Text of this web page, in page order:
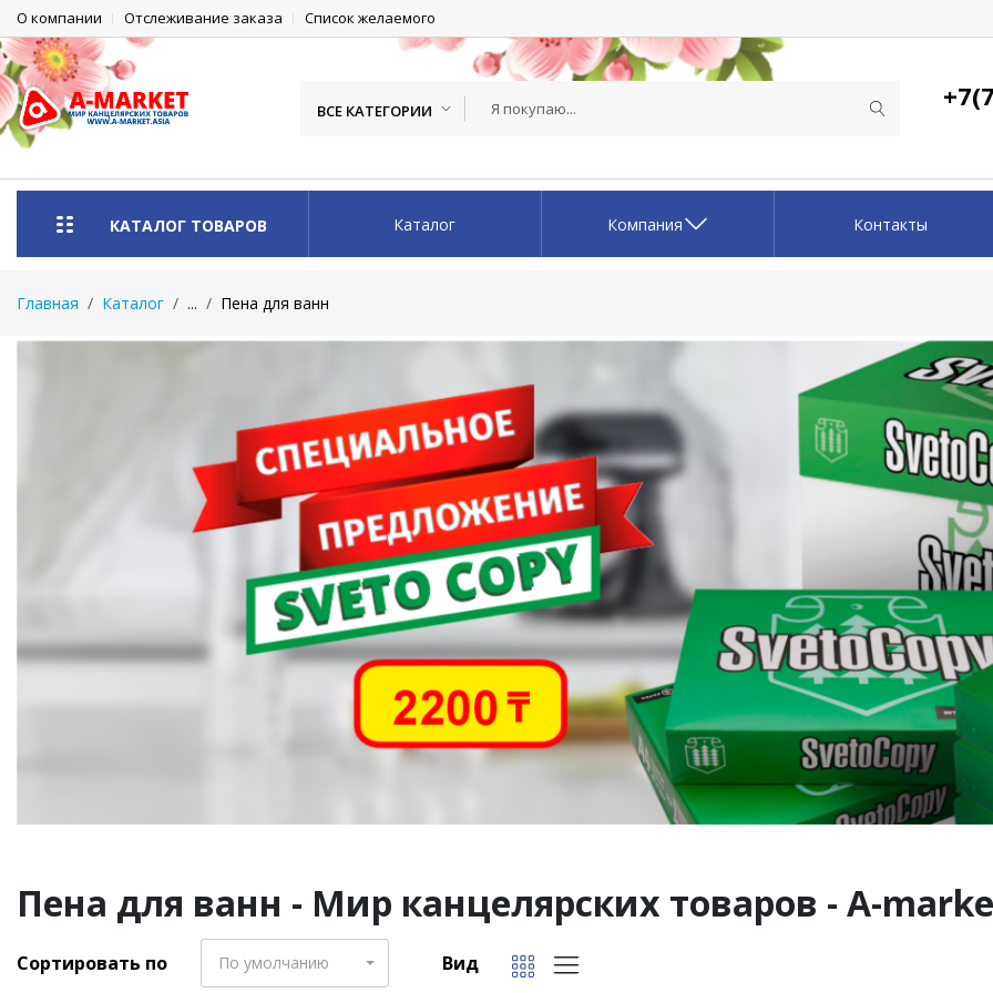
О компании Отслеживание заказа Список желаемого
ВСЕ КАТЕГОРИИ
КАТАЛОГ ТОВАРОВ Каталог Компания Контакты
Главная Каталог ... Пена для ванн
Пена для ванн - Мир канцелярских товаров - A-
Сортировать по По умолчанию Вид